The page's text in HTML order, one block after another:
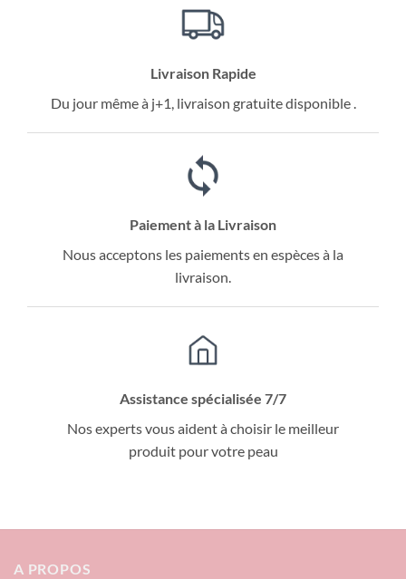
Livraison Rapide
Du jour même à j+1, livraison gratuite disponible .
Paiement à la Livraison
Nous acceptons les paiements en espèces à la
livraison.
Assistance spécialisée 7/7
Nos experts vous aident à choisir le meilleur
produit pour votre peau
A PROPOS